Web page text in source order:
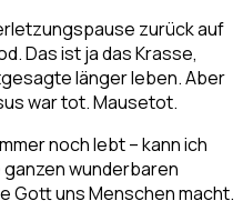
zurück auf
Das ist ja das Krasse,
länger leben. Aber
war tot. Mausetot.
noch lebt – kann ich
ganzen wunderbaren
Gott uns Menschen macht.